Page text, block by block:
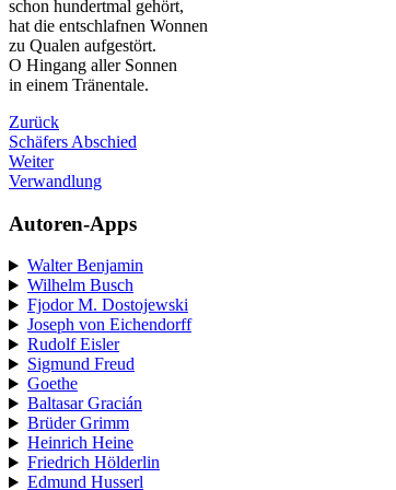
schon hundertmal gehört,
hat die entschlafnen Wonnen
zu Qualen aufgestört.
O Hingang aller Sonnen
in einem Tränentale.
Zurück
Schäfers Abschied
Weiter
Verwandlung
Autoren-Apps
Walter Benjamin
Wilhelm Busch
Fjodor M. Dostojewski
Joseph von Eichendorff
Rudolf Eisler
Sigmund Freud
Goethe
Baltasar Gracián
Brüder Grimm
Heinrich Heine
Friedrich Hölderlin
Edmund Husserl